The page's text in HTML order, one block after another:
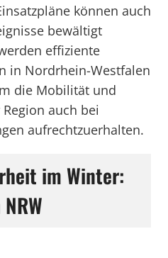
können auch
bewältigt
effiziente
in Nordrhein-Westfalen
die Mobilität und
auch bei
aufrechtzuerhalten.
im Winter: